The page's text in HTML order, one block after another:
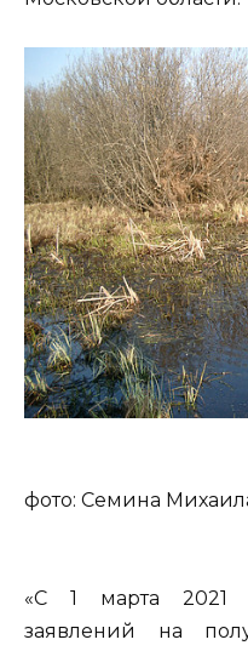
фото: Семина
«С 1 марта 2021
заявлений на